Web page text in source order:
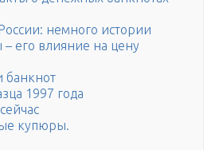
немного истории
его влияние на цену
банкнот
1997 года
купюры.